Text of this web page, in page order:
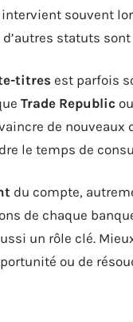
souvent
statuts
titres est parfois
Trade Republic ou
de nouveaux
le temps de
du compte,
de chaque
un rôle clé.
ou de